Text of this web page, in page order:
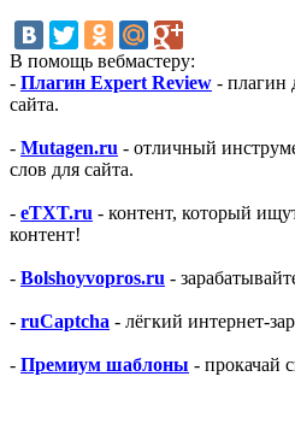
В помощь вебмастеру:
- Плагин Expert Review - плагин
сайта.
- Mutagen.ru - отличный
слов для сайта.
- eTXT.ru - контент, который
контент!
- Bolshoyvopros.ru -
- ruCaptcha - лёгкий интернет-
- Премиум шаблоны - прокачай